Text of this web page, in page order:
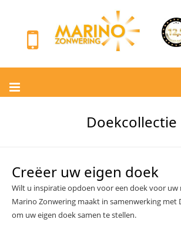
Doekcollectie
Creëer uw eigen doek
Wilt u inspiratie opdoen voor een doek voor uw
Marino Zonwering maakt in samenwerking met
om uw eigen doek samen te stellen.